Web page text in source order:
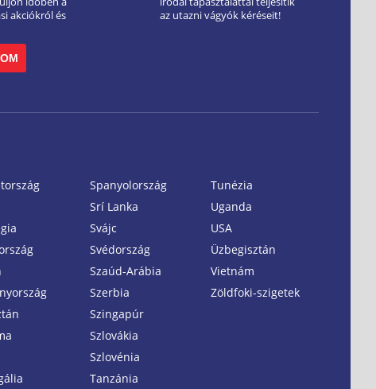
akciókról és
az utazni vágyók kéréseit!
Spanyolország
Srí Lanka
Svájc
Svédország
Szaúd-Arábia
Szerbia
Szingapúr
Szlovákia
Szlovénia
Tanzánia
Tunézia
Uganda
USA
Üzbegisztán
Vietnám
Zöldfoki-szigetek